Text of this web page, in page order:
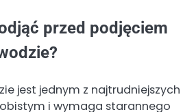
przed podjęciem
jest jednym z najtrudniejszych
i wymaga starannego